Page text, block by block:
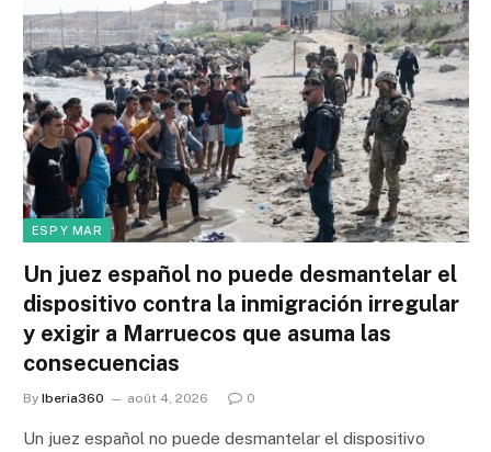
ESP Y MAR
Un juez español no puede desmantelar el
dispositivo contra la inmigración irregular
y exigir a Marruecos que asuma las
consecuencias
By Iberia360 août 4, 2026 0
Un juez español no puede desmantelar el dispositivo